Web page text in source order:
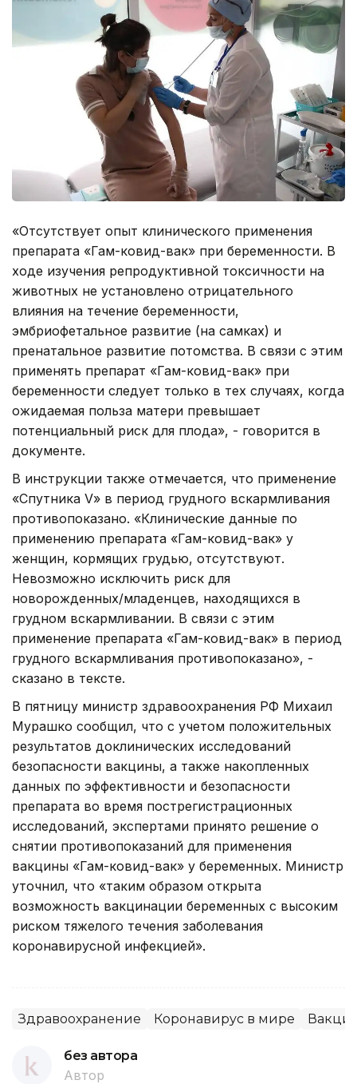
«Отсутствует опыт клинического применения
препарата «Гам-ковид-вак» при беременности. В
ходе изучения репродуктивной токсичности на
животных не установлено отрицательного
влияния на течение беременности,
эмбриофетальное развитие (на самках) и
пренатальное развитие потомства. В связи с этим
применять препарат «Гам-ковид-вак» при
беременности следует только в тех случаях, когда
ожидаемая польза матери превышает
потенциальный риск для плода», - говорится в
документе.
В инструкции также отмечается, что применение
«Спутника V» в период грудного вскармливания
противопоказано. «Клинические данные по
применению препарата «Гам-ковид-вак» у
женщин, кормящих грудью, отсутствуют.
Невозможно исключить риск для
новорожденных/младенцев, находящихся в
грудном вскармливании. В связи с этим
применение препарата «Гам-ковид-вак» в период
грудного вскармливания противопоказано», -
сказано в тексте.
В пятницу министр здравоохранения РФ Михаил
Мурашко сообщил, что с учетом положительных
результатов доклинических исследований
безопасности вакцины, а также накопленных
данных по эффективности и безопасности
препарата во время пострегистрационных
исследований, экспертами принято решение о
снятии противопоказаний для применения
вакцины «Гам-ковид-вак» у беременных. Министр
уточнил, что «таким образом открыта
возможность вакцинации беременных с высоким
риском тяжелого течения заболевания
коронавирусной инфекцией».
Здравоохранение Коронавирус в мире
без автора
Автор